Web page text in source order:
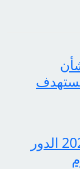
pdf نتائج السادس الاعدادي 2025 الدور